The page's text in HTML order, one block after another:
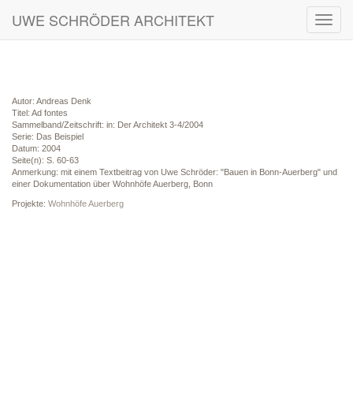
UWE SCHRÖDER ARCHITEKT
Autor: Andreas Denk
Titel: Ad fontes
Sammelband/Zeitschrift: in: Der Architekt 3-4/2004
Serie: Das Beispiel
Datum: 2004
Seite(n): S. 60-63
Anmerkung: mit einem Textbeitrag von Uwe Schröder: "Bauen in Bonn-Auerberg" und
einer Dokumentation über Wohnhöfe Auerberg, Bonn
Projekte: Wohnhöfe Auerberg